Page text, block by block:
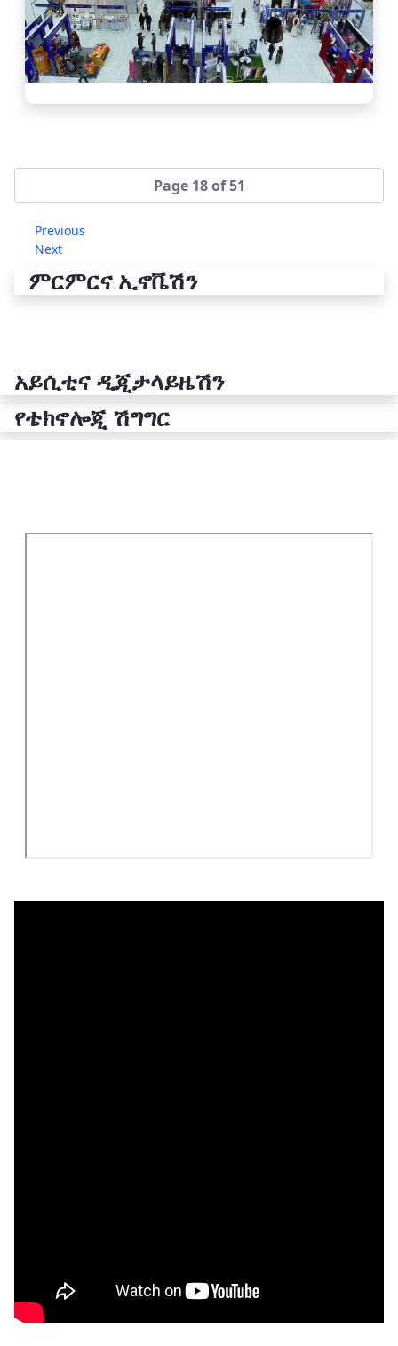
Page 18 of 51
Previous
Next
ምርምርና ኢኖቬሽን
አይሲቲና ዲጂታላይዜሽን
የቴክኖሎጂ ሽግግር